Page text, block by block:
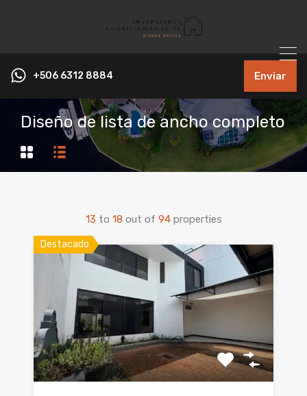
+506 6312 8884 Enviar
Diseño de lista de ancho completo
13 to 18 out of 94 properties
Destacado